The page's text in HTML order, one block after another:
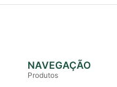
NAVEGAÇÃO
Produtos